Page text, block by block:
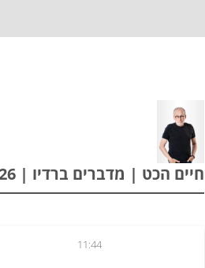
חיים הכט | מדברים ברדיו | 27.01.2026
11:44